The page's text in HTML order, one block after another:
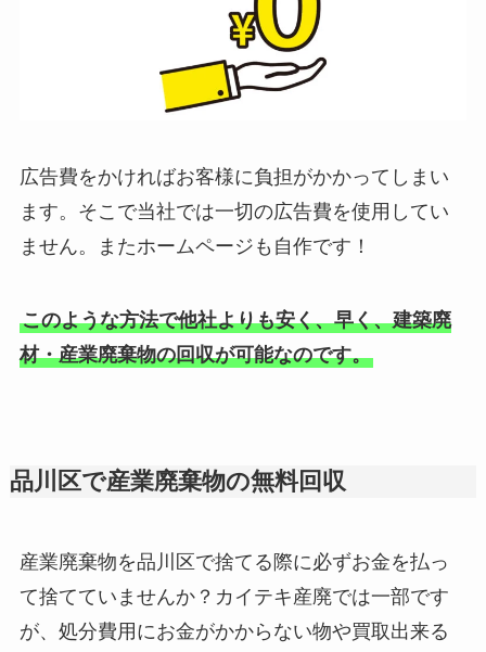
広告費をかければお客様に負担がかかってしまい
ます。そこで当社では一切の広告費を使用してい
ません。またホームページも自作です！
このような方法で他社よりも安く、早く、建築廃
材・産業廃棄物の回収が可能なのです。
品川区で産業廃棄物の無料回収
産業廃棄物を品川区で捨てる際に必ずお金を払っ
て捨てていませんか？カイテキ産廃では一部です
が、処分費用にお金がかからない物や買取出来る